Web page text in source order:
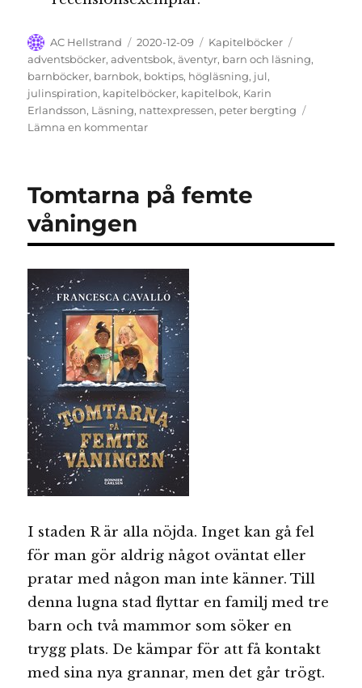
Författare
AC Hellstrand
Publicerat
den
2020-12-09 Kategorier
Kapitelböcker
adventsböcker,adventsbok,äventyr, barn och läsning,
barnböcker, barnbok, boktips, högläsning, jul,
julinspiration, kapitelböcker, kapitelbok, Karin
Erlandsson, Läsning, nattexpressen, peter bergting
Lämna en kommentartill
Tomtarna på femte
våningen
I staden R är alla nöjda. Inget kan gå fel
för man gör aldrig något oväntat eller
pratar med någon man inte känner. Till
denna lugna stad flyttar en familj med tre
barn och två mammor som söker en
trygg plats. De kämpar för att få kontakt
med sina nya grannar, men det går trögt.